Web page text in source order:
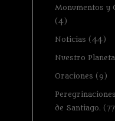
Monumentos y
(4)
Noticias (44)
Nuestro Planeta
Oraciones (9)
de Santiago.